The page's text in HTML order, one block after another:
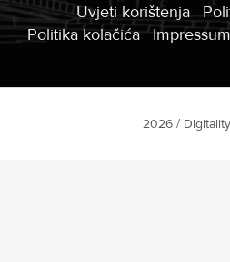
Uvjeti korištenja
Politika kolačića
Impressum
2026 /